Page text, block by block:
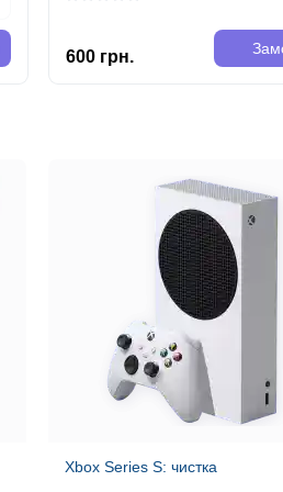
Inc. випущений в 2021 році.
600 грн.
Xbox Series S: чистка